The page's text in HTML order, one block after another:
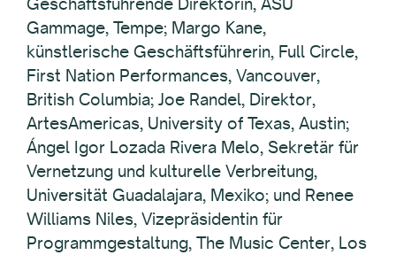
Gammage, Tempe; Margo Kane,
künstlerische Geschäftsführerin, Full Circle,
First Nation Performances, Vancouver,
British Columbia; Joe Randel, Direktor,
ArtesAmericas, University of Texas, Austin;
Ángel Igor Lozada Rivera Melo, Sekretär für
Vernetzung und kulturelle Verbreitung,
Universität Guadalajara, Mexiko; und Renee
Williams Niles, Vizepräsidentin für
Programmgestaltung, The Music Center, Los